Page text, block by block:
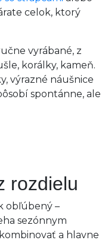
celok, ktorý
vyrábané, z
korálky, kameň.
výrazné náušnice
spontánne, ale
rozdielu
obľúbený –
sezónnym
a hlavne